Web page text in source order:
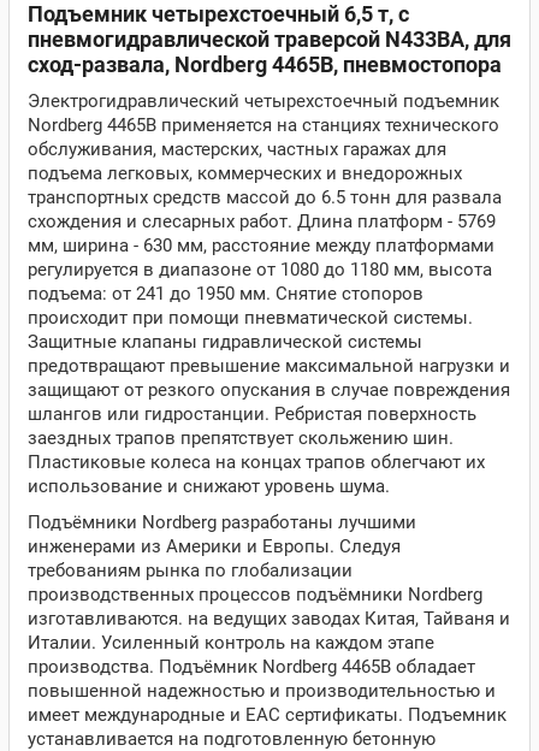
Подъемник четырехстоечный 6,5 т, c
пневмогидравлической траверсой N433BA, для
сход-развала, Nordberg 4465B, пневмостопора
Электрогидравлический четырехстоечный подъемник
Nordberg 4465B применяется на станциях технического
обслуживания, мастерских, частных гаражах для
подъема легковых, коммерческих и внедорожных
транспортных средств массой до 6.5 тонн для развала
схождения и слесарных работ. Длина платформ - 5769
мм, ширина - 630 мм, расстояние между платформами
регулируется в диапазоне от 1080 до 1180 мм, высота
подъема: от 241 до 1950 мм. Снятие стопоров
происходит при помощи пневматической системы.
Защитные клапаны гидравлической системы
предотвращают превышение максимальной нагрузки и
защищают от резкого опускания в случае повреждения
шлангов или гидростанции. Ребристая поверхность
заездных трапов препятствует скольжению шин.
Пластиковые колеса на концах трапов облегчают их
использование и снижают уровень шума.
Подъёмники Nordberg разработаны лучшими
инженерами из Америки и Европы. Следуя
требованиям рынка по глобализации
производственных процессов подъёмники Nordberg
изготавливаются. на ведущих заводах Китая, Тайваня и
Италии. Усиленный контроль на каждом этапе
производства. Подъёмник Nordberg 4465B обладает
повышенной надежностью и производительностью и
имеет международные и ЕАС сертификаты. Подъемник
устанавливается на подготовленную бетонную